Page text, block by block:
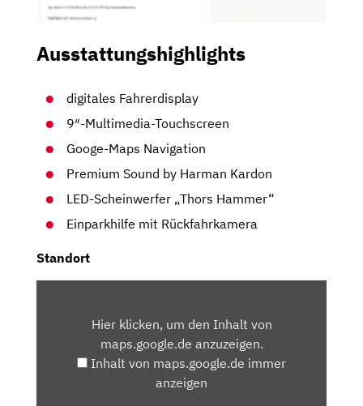
Ausstattungshighlights
digitales Fahrerdisplay
9″-Multimedia-Touchscreen
Googe-Maps Navigation
Premium Sound by Harman Kardon
LED-Scheinwerfer „Thors Hammer“
Einparkhilfe mit Rückfahrkamera
Standort
MAPS.GOOGLE.DEHier klicken, um den Inhalt von
maps.google.de anzuzeigen.
Inhalt von maps.google.de immer
anzeigen